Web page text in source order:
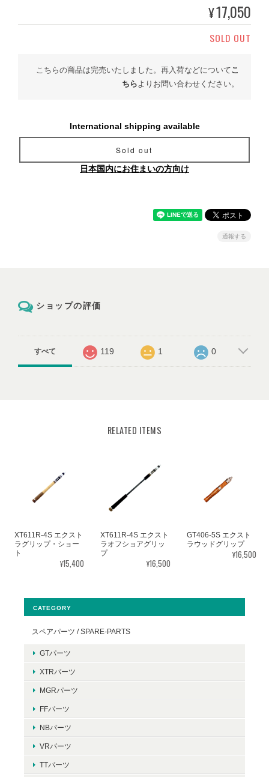
¥17,050
SOLD OUT
こちらの商品は完売いたしました。再入荷などについてこ
ちらよりお問い合わせください。
International shipping available
Sold out
日本国内にお住まいの方向け
通報する
ショップの評価
すべて 119 1 0
RELATED ITEMS
XT611R-4S エクスト
ラグリップ・ショー
ト
¥15,400
XT611R-4S エクスト
ラオフショアグリッ
プ
¥16,500
GT406-5S エクスト
ラウッドグリップ
¥16,500
CATEGORY
スペアパーツ / SPARE-PARTS
GTパーツ
XTRパーツ
MGRパーツ
FFパーツ
NBパーツ
VRパーツ
TTパーツ